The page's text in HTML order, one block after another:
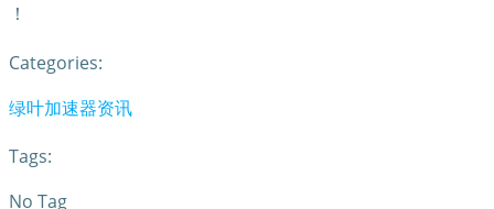
！
Categories:
绿叶加速器资讯
Tags:
No Tag